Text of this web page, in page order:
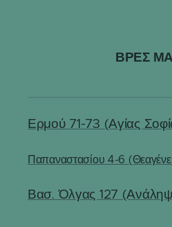
ΒΡΕΣ
Ερμού 71-73 (Αγίας
Παπαναστασίου 4-6
Βασ. Όλγας 127